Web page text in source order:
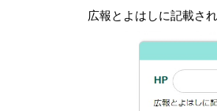
広報とよはしに記載さ